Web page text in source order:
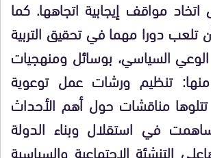
مواقف إيجابية اتجاهها. كما
تلعب دورا مهما في تحقيق التربية
الوعي السياسي، بوسائل ومنهجيات
تنظيم ورشات عمل توعوية
تتلوها مناقشات حول أهم الأحداث
ساهمت في استقلال وبناء الدولة
التنشئة الاجتماعية والسياسية